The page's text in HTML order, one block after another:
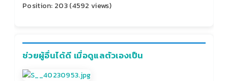
Position: 203(4592 views)
ช่วยผู้อื่นได้ดี เมื่อดูแลตัวเองเป็น